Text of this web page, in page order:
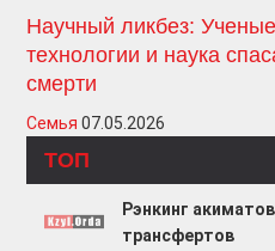
Научный ликбез:
технологии и наука
смерти
Семья 07.05.2026
ТОП
Рэнкинг
трансфертов